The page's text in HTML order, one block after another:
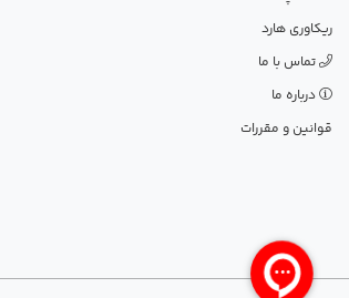
ریکاوری هارد
تماس با ما
درباره ما
قوانین و مقررات